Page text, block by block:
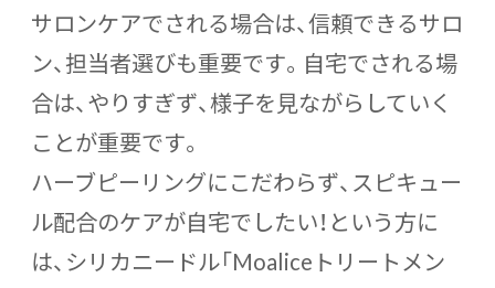
サロンケアでされる場合は、信頼できるサロ
ン、担当者選びも重要です。自宅でされる場
合は、やりすぎず、様子を見ながらしていく
ことが重要です。
ハーブピーリングにこだわらず、スピキュー
ル配合のケアが自宅でしたい！という方に
は、シリカニードル「Moaliceトリートメン